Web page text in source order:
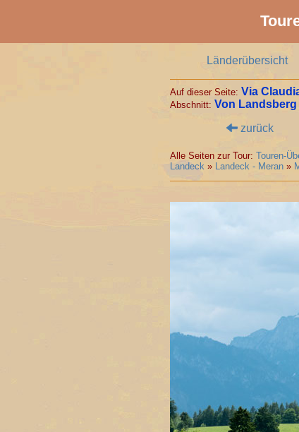
Länderübersicht
Auf dieser Seite: Via
Abschnitt: Von
zurück
Alle Seiten zur Tour:Touren-
Landeck » Landeck - Meran »